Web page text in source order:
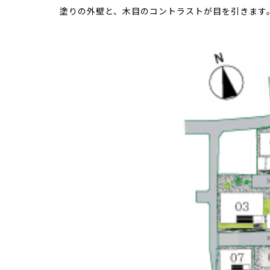
塗りの外壁と、木目のコントラストが目を引きます